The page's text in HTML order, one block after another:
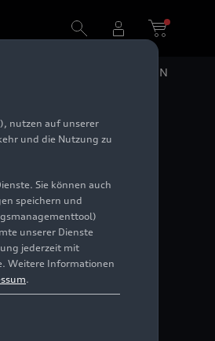
EN
nutzen auf unserer
und die Nutzung zu
Sie können auch
speichern und
unserer Dienste
jederzeit mit
Weitere Informationen
.